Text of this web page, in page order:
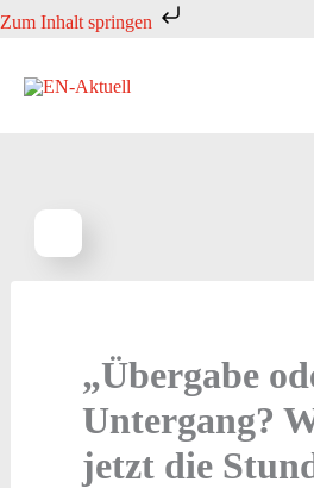
Zum Inhalt springen
Zum
springen
„Übergabe
Untergang?
jetzt die